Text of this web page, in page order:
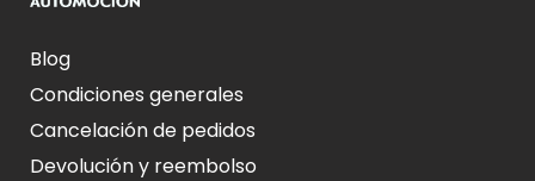
Blog
Condiciones generales
Cancelación de pedidos
Devolución y reembolso